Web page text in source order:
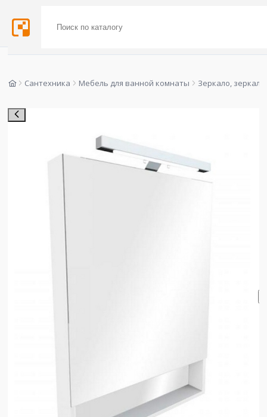
Сантехника Мебель для ванной комнаты Зеркало,